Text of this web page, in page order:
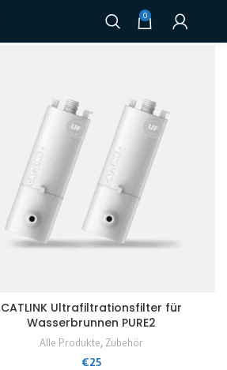
0
CATLINK Ultrafiltrationsfilter für
Wasserbrunnen PURE2
Alle Produkte, Zubehör
€25